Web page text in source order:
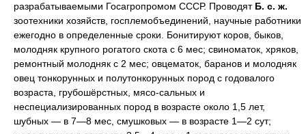
разрабатываемыми Госагропромом СССР. ПроводятБ. с. ж.
зоотехники хозяйств, госплемобъединений, научные работники
ежегодно в определенные сроки. Бонитируют коров, быков,
молодняк крупного рогатого скота с 6 мес; свиноматок, хряков,
ремонтный молодняк с 2 мес; овцематок, баранов и молодняк
овец тонкорунных и полутонкорунных пород с годовалого
возраста, грубошёрстных, мясо-сальных и
неспециализированных пород в возрасте около 1,5 лет,
шубных — в 7—8 мес, смушковых — в возрасте 1—2 сут;